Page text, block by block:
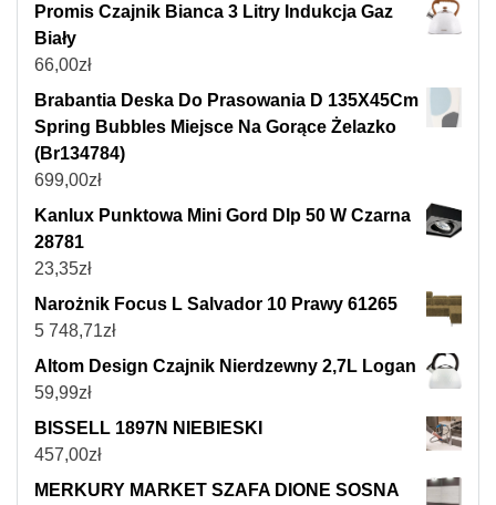
Promis Czajnik Bianca 3 Litry Indukcja Gaz
Biały
66,00zł
Brabantia Deska Do Prasowania D 135X45Cm
Spring Bubbles Miejsce Na Gorące Żelazko
(Br134784)
699,00zł
Kanlux Punktowa Mini Gord Dlp 50 W Czarna
28781
23,35zł
Narożnik Focus L Salvador 10 Prawy 61265
5 748,71zł
Altom Design Czajnik Nierdzewny 2,7L Logan
59,99zł
BISSELL 1897N NIEBIESKI
457,00zł
MERKURY MARKET SZAFA DIONE SOSNA